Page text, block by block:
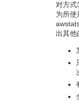
对方
为所使
出其